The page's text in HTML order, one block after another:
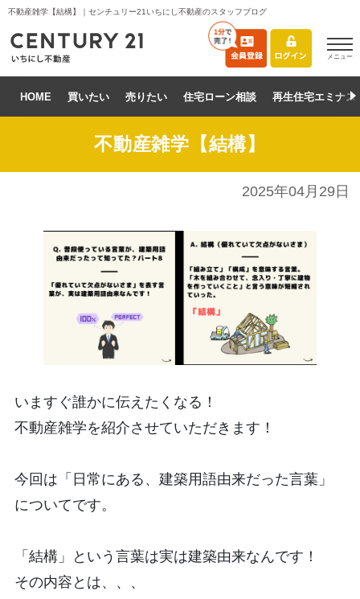
不動産雑学【結構】｜センチュリー21いちにし不動産のスタッフブログ
メニュー
HOME 買いたい 売りたい 住宅ローン相談 再生住宅エミナス
不動産雑学【結構】
2025年04月29日
いますぐ誰かに伝えたくなる！
不動産雑学を紹介させていただきます！
今回は「日常にある、建築用語由来だった言葉」
についてです。
「結構」という言葉は実は建築由来なんです！
その内容とは、、、